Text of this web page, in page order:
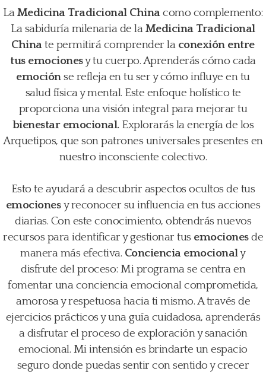
LaMedicina Tradicional Chinacomo complemento:
La sabiduría milenaria de laMedicina Tradicional
Chinate permitirá comprender la conexión entre
tus emocionesy tu cuerpo. Aprenderás cómo cada
emociónse refleja en tu ser y cómo influye en tu
salud física y mental. Este enfoque holístico te
proporciona una visión integral para mejorar tu
bienestar emocional.Explorarás la energía de los
Arquetipos, que son patrones universales presentes en
nuestro inconsciente colectivo.
Esto te ayudará a descubrir aspectos ocultos de tus
emocionesy reconocer su influencia en tus acciones
diarias. Con este conocimiento, obtendrás nuevos
recursos para identificar y gestionar tus emocionesde
manera más efectiva. Conciencia emocionaly
disfrute del proceso: Mi programa se centra en
fomentar una conciencia emocional comprometida,
amorosa y respetuosa hacia ti mismo. A través de
ejercicios prácticos y una guía cuidadosa, aprenderás
a disfrutar el proceso de exploración y sanación
emocional. Mi intensión es brindarte un espacio
seguro donde puedas sentir con sentido y crecer